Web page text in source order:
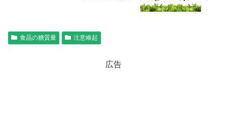
食品の糖質量 注意喚起
広告